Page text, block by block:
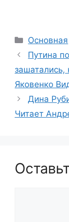
Рубрики
Основная
Путина
Яковенко
Дина
Читает